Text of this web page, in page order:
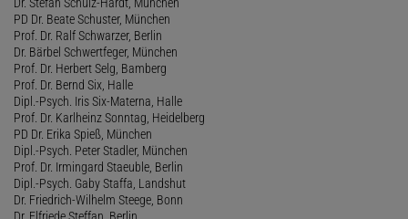
PD Dr. Beate Schuster, München
Prof. Dr. Ralf Schwarzer, Berlin
Dr. Bärbel Schwertfeger, München
Prof. Dr. Herbert Selg, Bamberg
Prof. Dr. Bernd Six, Halle
Dipl.-Psych. Iris Six-Materna, Halle
Prof. Dr. Karlheinz Sonntag, Heidelberg
PD Dr. Erika Spieß, München
Dipl.-Psych. Peter Stadler, München
Prof. Dr. Irmingard Staeuble, Berlin
Dipl.-Psych. Gaby Staffa, Landshut
Dr. Friedrich-Wilhelm Steege, Bonn
Dr. Elfriede Steffan, Berlin